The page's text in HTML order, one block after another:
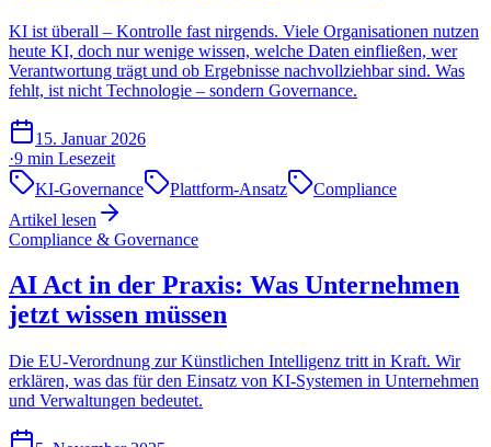
KI ist überall – Kontrolle fast nirgends. Viele Organisationen nutzen
heute KI, doch nur wenige wissen, welche Daten einfließen, wer
Verantwortung trägt und ob Ergebnisse nachvollziehbar sind. Was
fehlt, ist nicht Technologie – sondern Governance.
15. Januar 2026
·9 min Lesezeit
KI-Governance
Plattform-Ansatz
Compliance
Artikel lesen
Compliance & Governance
AI Act in der Praxis: Was Unternehmen
jetzt wissen müssen
Die EU-Verordnung zur Künstlichen Intelligenz tritt in Kraft. Wir
erklären, was das für den Einsatz von KI-Systemen in Unternehmen
und Verwaltungen bedeutet.